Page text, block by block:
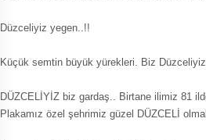
Düzceliyiz yegen..!!
Küçük semtin büyük yürekleri. Biz Düzceliyiz
DÜZCELİYİZ biz gardaş.. Birtane ilimiz 81
Plakamız özel şehrimiz güzel DÜZCELİ